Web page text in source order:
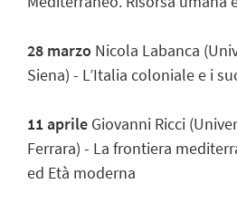
28 marzo Nicola Labanca
Siena) - L’Italia coloniale e i
11 aprile Giovanni Ricci
Ferrara) - La frontiera
ed Età moderna